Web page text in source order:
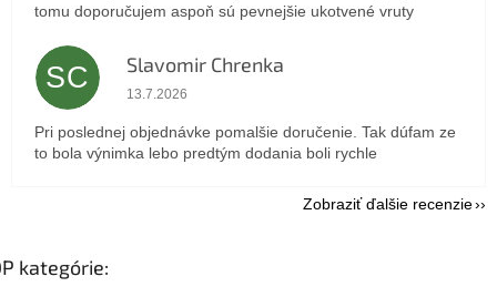
tomu doporučujem aspoň sú pevnejšie ukotvené vruty
SC Slavomir Chrenka
Hodnotenie obchodu je 5 z 5 hviezdičiek.
13.7.2026
Pri poslednej objednávke pomalšie doručenie. Tak dúfam ze
to bola výnimka lebo predtým dodania boli rychle
Zobraziť ďalšie recenzie
kategórie: